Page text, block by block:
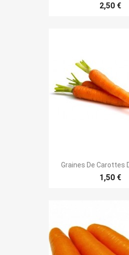
2,50 €
Graines De Carottes
1,50 €